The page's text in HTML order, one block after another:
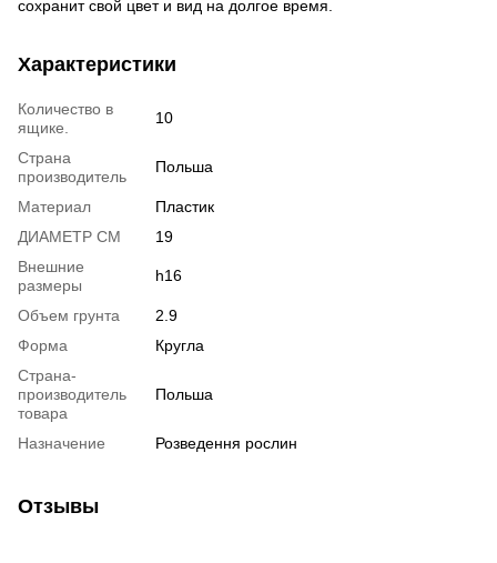
сохранит свой цвет и вид на долгое время.
Характеристики
Количество в
ящике.
10
Страна
производитель
Польша
Материал
Пластик
ДИАМЕТР СМ
19
Внешние
размеры
h16
Объем грунта
2.9
Форма
Кругла
Страна-
производитель
товара
Польша
Назначение Розведення рослин
Отзывы